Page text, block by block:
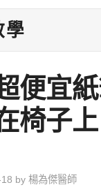
學
便宜
椅子
by 楊為傑醫師